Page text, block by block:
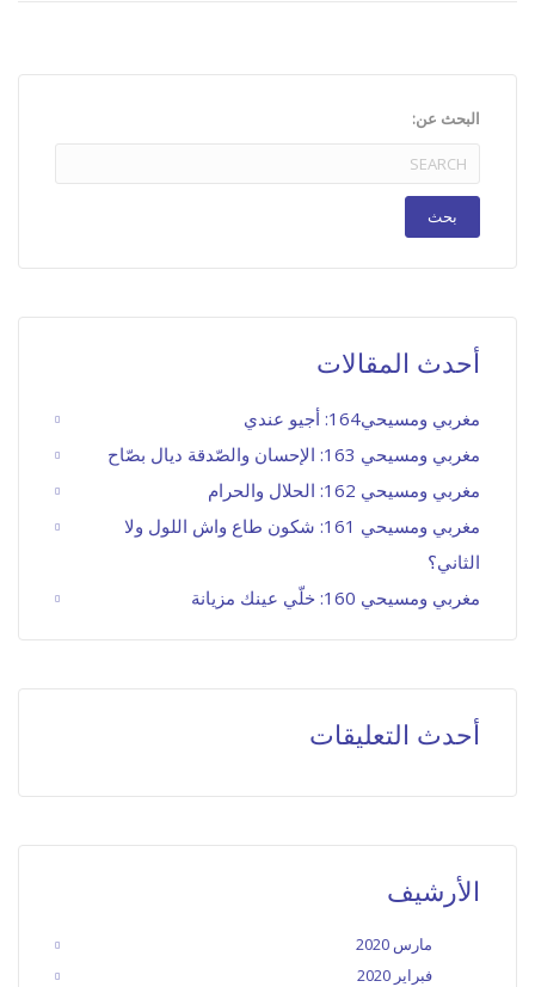
البحث عن:
أحدث المقالات
مغربي ومسيحي164: أجيو عندي
مغربي ومسيحي 163: الإحسان والصّدقة ديال بصّاح
مغربي ومسيحي 162: الحلال والحرام
مغربي ومسيحي 161: شكون طاع واش اللول ولا
الثاني؟
مغربي ومسيحي 160: خلّي عينك مزيانة
أحدث التعليقات
الأرشيف
مارس 2020
فبراير 2020